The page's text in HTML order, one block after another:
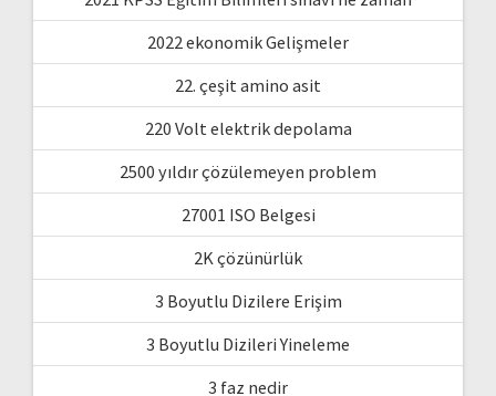
2022 ekonomik Gelişmeler
22. çeşit amino asit
220 Volt elektrik depolama
2500 yıldır çözülemeyen problem
27001 ISO Belgesi
2K çözünürlük
3 Boyutlu Dizilere Erişim
3 Boyutlu Dizileri Yineleme
3 faz nedir